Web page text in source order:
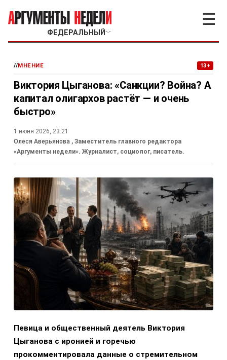
ФЕДЕРАЛЬНЫЙ ﹀
☰
//МНЕНИЕ 13+
Виктория Цыганова: «Санкции? Война? А
капитал олигархов растёт — и очень
быстро»
1 июня 2026, 23:21
Олеся Аверьянова , Заместитель главного редактора
«Аргументы недели». Журналист, социолог, писатель.
Певица и общественный деятель Виктория
Цыганова с иронией и горечью
прокомментировала данные о стремительном